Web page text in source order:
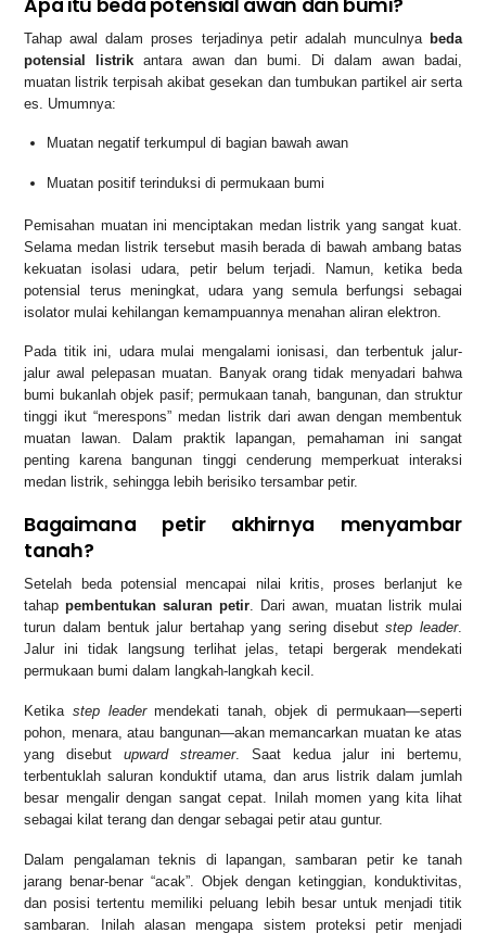
Apa itu beda potensial awan dan bumi?
Tahap awal dalam proses terjadinya petir adalah munculnya beda
potensial listrik antara awan dan bumi. Di dalam awan badai,
muatan listrik terpisah akibat gesekan dan tumbukan partikel air serta
es. Umumnya:
Muatan negatif terkumpul di bagian bawah awan
Muatan positif terinduksi di permukaan bumi
Pemisahan muatan ini menciptakan medan listrik yang sangat kuat.
Selama medan listrik tersebut masih berada di bawah ambang batas
kekuatan isolasi udara, petir belum terjadi. Namun, ketika beda
potensial terus meningkat, udara yang semula berfungsi sebagai
isolator mulai kehilangan kemampuannya menahan aliran elektron.
Pada titik ini, udara mulai mengalami ionisasi, dan terbentuk jalur-
jalur awal pelepasan muatan. Banyak orang tidak menyadari bahwa
bumi bukanlah objek pasif; permukaan tanah, bangunan, dan struktur
tinggi ikut “merespons” medan listrik dari awan dengan membentuk
muatan lawan. Dalam praktik lapangan, pemahaman ini sangat
penting karena bangunan tinggi cenderung memperkuat interaksi
medan listrik, sehingga lebih berisiko tersambar petir.
Bagaimana petir akhirnya menyambar
tanah?
Setelah beda potensial mencapai nilai kritis, proses berlanjut ke
tahappembentukan saluran petir. Dari awan, muatan listrik mulai
turun dalam bentuk jalur bertahap yang sering disebutstep leader.
Jalur ini tidak langsung terlihat jelas, tetapi bergerak mendekati
permukaan bumi dalam langkah-langkah kecil.
Ketikastep leadermendekati tanah, objek di permukaan—seperti
pohon, menara, atau bangunan—akan memancarkan muatan ke atas
yang disebutupward streamer. Saat kedua jalur ini bertemu,
terbentuklah saluran konduktif utama, dan arus listrik dalam jumlah
besar mengalir dengan sangat cepat. Inilah momen yang kita lihat
sebagai kilat terang dan dengar sebagai petir atau guntur.
Dalam pengalaman teknis di lapangan, sambaran petir ke tanah
jarang benar-benar “acak”. Objek dengan ketinggian, konduktivitas,
dan posisi tertentu memiliki peluang lebih besar untuk menjadi titik
sambaran. Inilah alasan mengapa sistem proteksi petir menjadi